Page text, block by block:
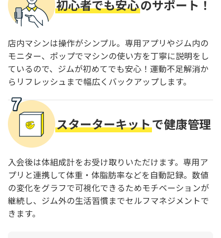
初心者でも安心のサポート！
店内マシンは操作がシンプル。専用アプリやジム内の
モニター、ポップでマシンの使い方を丁寧に説明をし
ているので、ジムが初めてでも安心！運動不足解消か
らリフレッシュまで幅広くバックアップします。
スターターキットで健康管理
入会後は体組成計をお受け取りいただけます。専用ア
プリと連携して体重・体脂肪率などを自動記録。数値
の変化をグラフで可視化できるためモチベーションが
継続し、ジム外の生活習慣までセルフマネジメントで
きます。